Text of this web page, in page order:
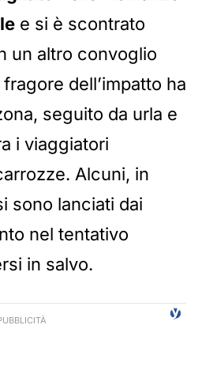
e si è scontrato
un altro convoglio
dell’impatto ha
seguito da urla e
i viaggiatori
Alcuni, in
sono lanciati dai
nel tentativo
in salvo.